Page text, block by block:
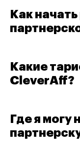
Как
Какие
CleverAff?
Где я могу